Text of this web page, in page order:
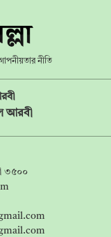
নীতি
আরবী
৩৫০০